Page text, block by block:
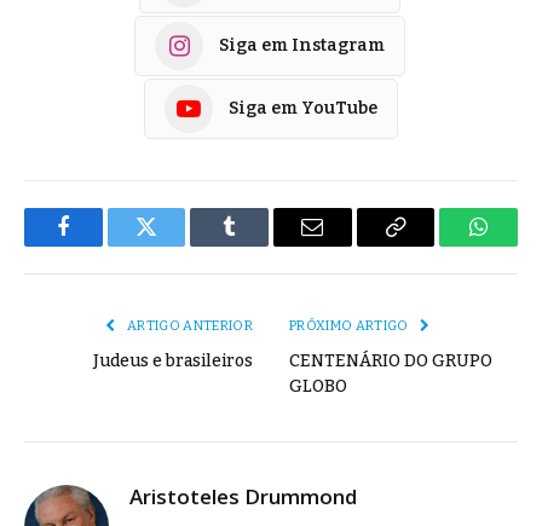
Siga em Instagram
Siga em YouTube
FacebookTwitter Tumblr
E-
Copiar
ARTIGO ANTERIOR
Judeus e brasileiros
PRÓXIMO ARTIGO
CENTENÁRIO DO GRUPO
GLOBO
Aristoteles Drummond